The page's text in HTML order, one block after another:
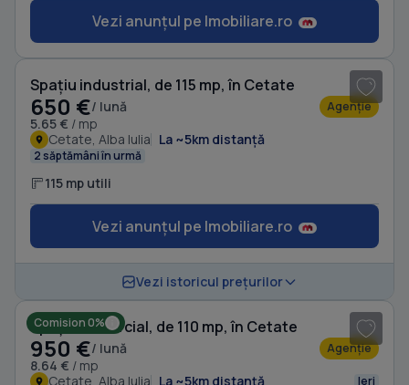
Vezi anunțul pe Imobiliare.ro
Spațiu industrial, de 115 mp, în Cetate
650 €/ lună
5.65 € / mp
Agenție
Cetate, Alba Iulia La ~5km distanță
2 săptămâni în urmă
115 mp utili
Vezi anunțul pe Imobiliare.ro
Vezi istoricul prețurilor
Comision 0%
Spațiu comercial, de 110 mp, în Cetate
950 €/ lună
8.64 € / mp
Agenție
Cetate, Alba Iulia La ~5km distanță Ieri